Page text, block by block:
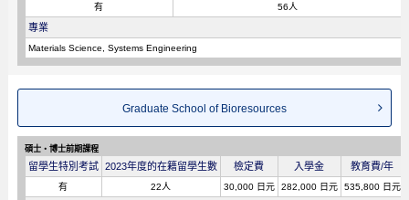
有 56人
專業
Materials Science, Systems Engineering
Graduate School of Bioresources
碩士・博士前期課程
留學生特別考試 2023年度的在籍留學生數 檢定費 入學金 教育費/年
有 22人 30,000 日元 282,000 日元 535,800 日元